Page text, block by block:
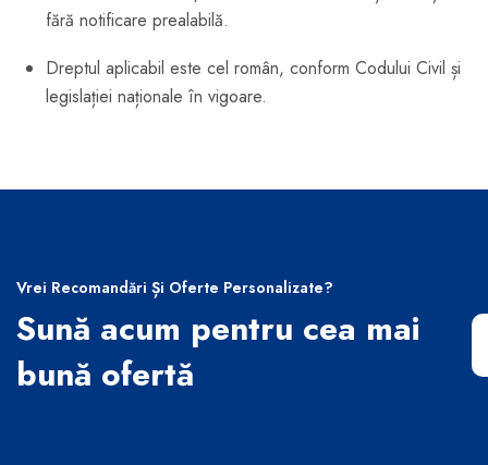
fără notificare prealabilă.
Dreptul aplicabil este cel român, conform Codului Civil și
legislației naționale în vigoare.
Vrei Recomandări Și Oferte Personalizate?
Sună acum pentru cea mai
bună ofertă